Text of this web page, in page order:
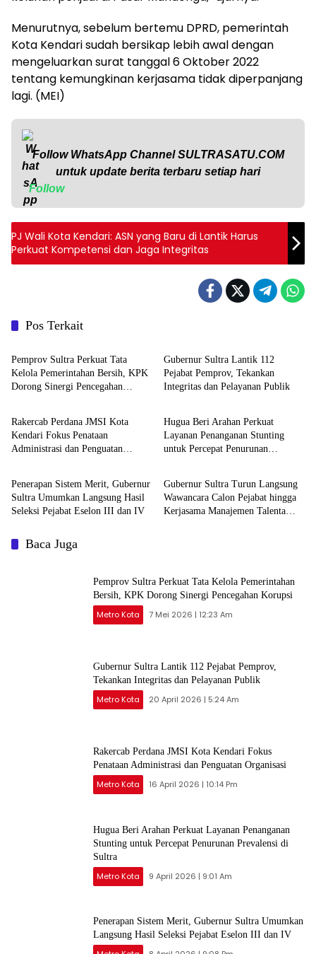
Menurutnya, sebelum bertemu DPRD, pemerintah
Kota Kendari sudah bersikap lebih awal dengan
mengeluarkan surat tanggal 6 Oktober 2022
tentang kemungkinan kerjasama tidak diperpanjang
lagi. (MEI)
Follow WhatsApp ChannelSULTRASATU.COM
untuk update berita terbaru setiap hari
Follow
PJ Wali Kota Kendari: ASN yang Baru di Lantik Harus
Perkuat Kompetensi dan Jaga Integritas
Pos Terkait
Metro Kota
Pemprov Sultra Perkuat Tata
Kelola Pemerintahan Bersih, KPK
Dorong Sinergi Pencegahan
Gubernur Sultra Lantik 112
Pejabat Pemprov, Tekankan
Integritas dan Pelayanan Publik
Metro Kota
Rakercab Perdana JMSI Kota
Kendari Fokus Penataan
Administrasi dan Penguatan
Metro Kota
Hugua Beri Arahan Perkuat
Layanan Penanganan Stunting
untuk Percepat Penurunan
Metro Kota
Penerapan Sistem Merit, Gubernur
Sultra Umumkan Langsung Hasil
Seleksi Pejabat Eselon III dan IV
Metro Kota
Gubernur Sultra Turun Langsung
Wawancara Calon Pejabat hingga
Kerjasama Manajemen Talenta
Baca Juga
Pemprov Sultra Perkuat Tata Kelola Pemerintahan
Bersih, KPK Dorong Sinergi Pencegahan Korupsi
Metro Kota 7 Mei 2026 | 12:23 Am
Gubernur Sultra Lantik 112 Pejabat Pemprov,
Tekankan Integritas dan Pelayanan Publik
Metro Kota 20 April 2026 | 5:24 Am
Rakercab Perdana JMSI Kota Kendari Fokus
Penataan Administrasi dan Penguatan Organisasi
Metro Kota 16 April 2026 | 10:14 Pm
Hugua Beri Arahan Perkuat Layanan Penanganan
Stunting untuk Percepat Penurunan Prevalensi di
Sultra
Metro Kota 9 April 2026 | 9:01 Am
Penerapan Sistem Merit, Gubernur Sultra Umumkan
Langsung Hasil Seleksi Pejabat Eselon III dan IV